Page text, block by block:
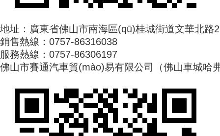
地址：廣東省佛山市南海區(qū)桂城街道文華北路
銷售熱線：0757-86316038
服務熱線：0757-86306197
佛山市賽通汽車貿(mào)易有限公司（佛山車城哈